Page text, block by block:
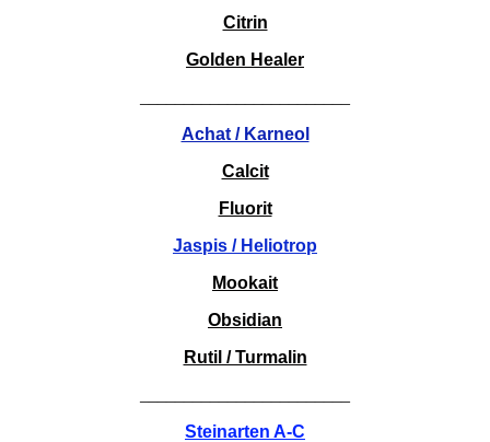
Citrin
Golden Healer
Achat / Karneol
Calcit
Fluorit
Jaspis / Heliotrop
Mookait
Obsidian
Rutil / Turmalin
Steinarten A-C